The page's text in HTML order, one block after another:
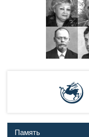
Память